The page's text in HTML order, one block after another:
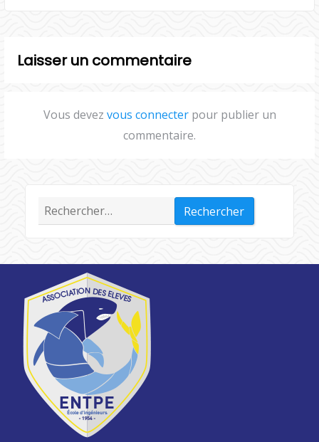
Laisser un commentaire
Vous devez vous connecterpour publier un
commentaire.
Rechercher :